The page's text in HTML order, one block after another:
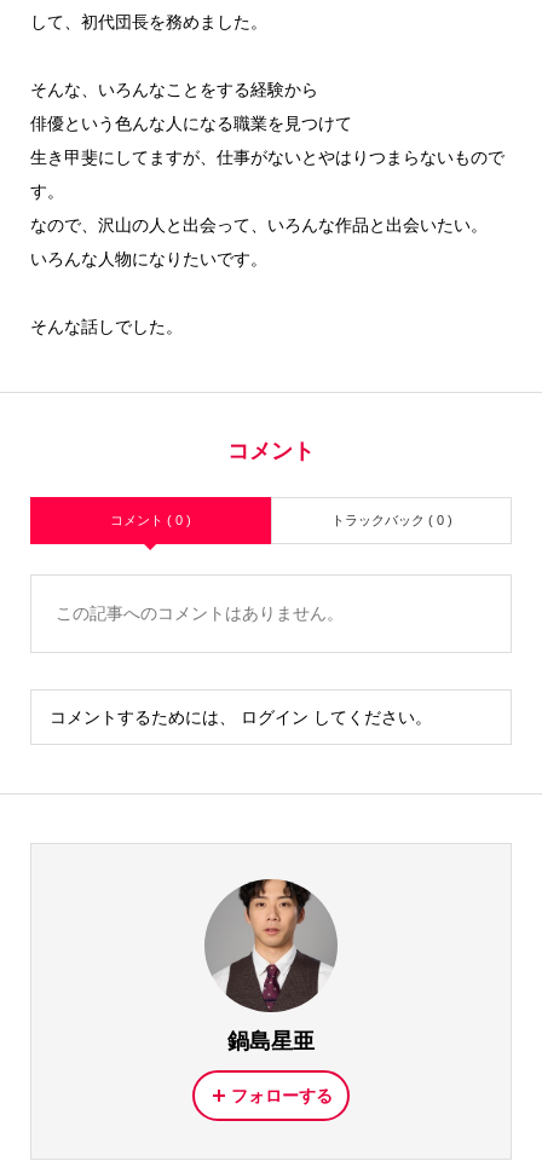
して、初代団長を務めました。
そんな、いろんなことをする経験から
俳優という色んな人になる職業を見つけて
生き甲斐にしてますが、仕事がないとやはりつまらないもので
す。
なので、沢山の人と出会って、いろんな作品と出会いたい。
いろんな人物になりたいです。
そんな話しでした。
コメント
コメント ( 0 ) トラックバック ( 0 )
この記事へのコメントはありません。
コメントするためには、 ログイン してください。
鍋島星亜
フォローする